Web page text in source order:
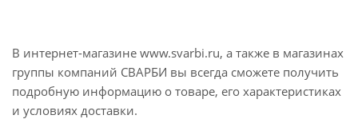
В интернет-магазине www.svarbi.ru, а также в магазинах
группы компаний СВАРБИ вы всегда сможете получить
подробную информацию о товаре, его характеристиках
и условиях доставки.